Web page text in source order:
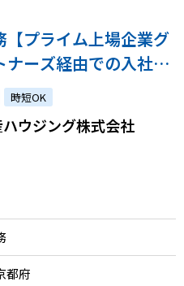
【プライム上場企業グ
ーズ経由での入社実
歓迎！特別なスキル
時短OK
ウジング株式会社
都府